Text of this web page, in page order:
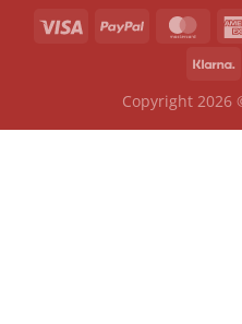
Copyright 2026